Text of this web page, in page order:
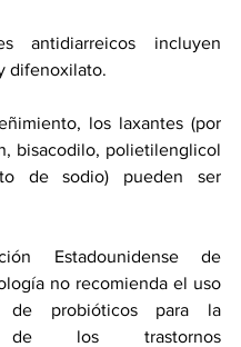
antidiarreicos incluyen
difenoxilato.
los laxantes (por
bisacodilo, polietilenglicol
de sodio) pueden ser
Estadounidense de
no recomienda el uso
de probióticos para la
de los trastornos